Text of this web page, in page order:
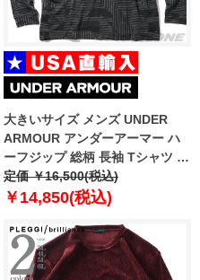
大きいサイズ メンズ UNDER
ARMOUR アンダーアーマー ハ
ーフジップ 総柄 長袖 Tシャツ ゴ
ルフウェア USA直輸入
um1212999-999
定価 ￥16,500(税込)
￥14,850(税込)